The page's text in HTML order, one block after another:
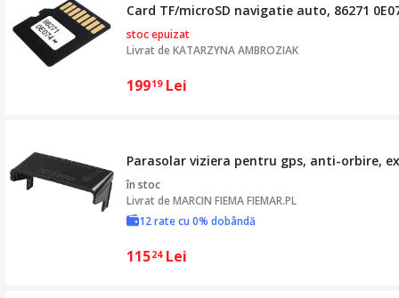
Card TF/microSD navigatie auto, 86271
stoc epuizat
Livrat deKATARZYNA AMBROZIAK
19919 Lei
Parasolar viziera pentru gps, anti-orbire,
în stoc
Livrat deMARCIN FIEMA FIEMAR.PL
12 rate cu 0% dobândă
11524 Lei